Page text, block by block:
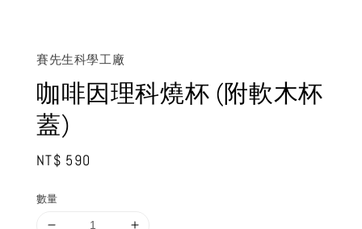
賽先生科學工廠
咖啡因理科燒杯 (附軟木杯
蓋)
Regular
NT$ 590
數量